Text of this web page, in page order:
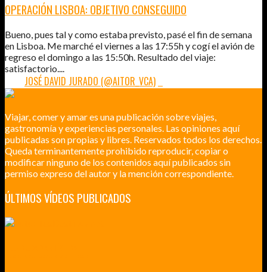
OPERACIÓN LISBOA: OBJETIVO CONSEGUIDO
Bueno, pues tal y como estaba previsto, pasé el fin de semana
en Lisboa. Me marché el viernes a las 17:55h y cogí el avión de
regreso el domingo a las 15:50h. Resultado del viaje:
satisfactorio....
JOSÉ DAVID JURADO (@AITOR_VCA)
Viajar, comer y amar es una publicación sobre viajes,
gastronomía y experiencias personales. Las opiniones aquí
publicadas son propias y libres. Reservados todos los derechos.
Queda terminantemente prohibido reproducir, copiar o
modificar ninguno de los contenidos aquí publicados sin
permiso expreso del autor y la mención correspondiente.
ÚLTIMOS VÍDEOS PUBLICADOS